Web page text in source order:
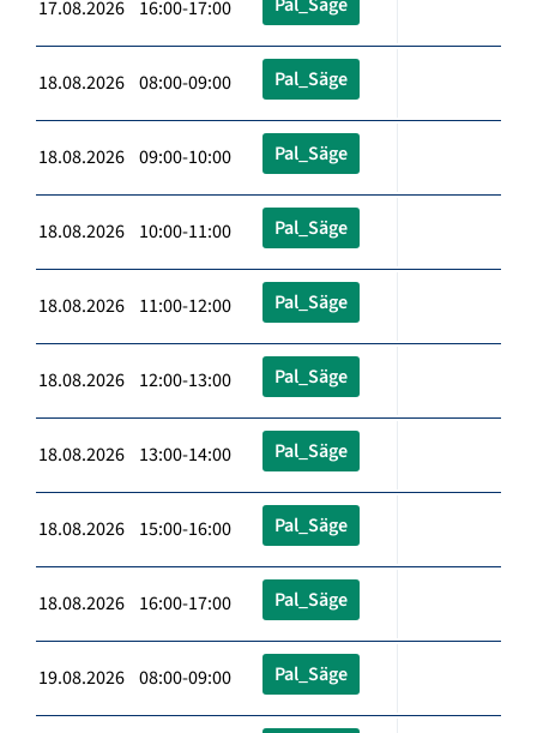
17.08.2026 16:00-17:00
18.08.2026 08:00-09:00 Pal_Säge
18.08.2026 09:00-10:00 Pal_Säge
18.08.2026 10:00-11:00 Pal_Säge
18.08.2026 11:00-12:00 Pal_Säge
18.08.2026 12:00-13:00 Pal_Säge
18.08.2026 13:00-14:00 Pal_Säge
18.08.2026 15:00-16:00 Pal_Säge
18.08.2026 16:00-17:00 Pal_Säge
19.08.2026 08:00-09:00 Pal_Säge